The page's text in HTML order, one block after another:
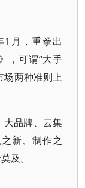
1月，重拳出
，可谓“大手
场两种准则上
大品牌、云集
新、制作之
及。